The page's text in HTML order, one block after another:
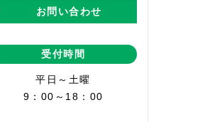
お問い合わせ
受付時間
平日～土曜
9：00～18：00